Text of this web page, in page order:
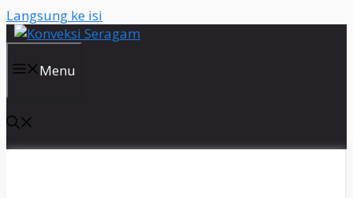
Langsung ke isi
Menu